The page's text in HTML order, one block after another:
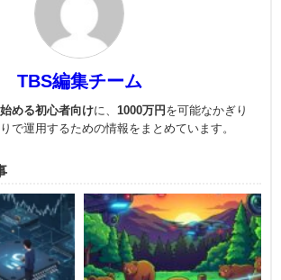
TBS編集チーム
める初心者向けに、 1000万円 を可能なかぎり
で運用するための情報をまとめています。